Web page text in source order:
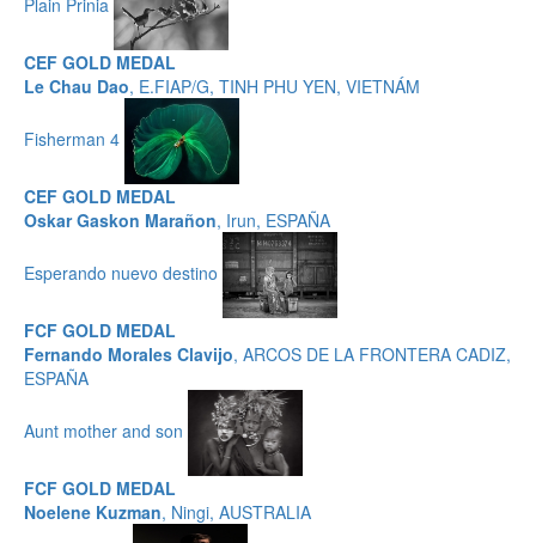
CEF GOLD MEDAL
Le Chau Dao, E.FIAP/G, TINH PHU YEN, VIETNÁM
Fisherman 4
CEF GOLD MEDAL
Oskar Gaskon Marañon, Irun, ESPAÑA
Esperando nuevo destino
FCF GOLD MEDAL
Fernando Morales Clavijo, ARCOS DE LA FRONTERA CADIZ,
ESPAÑA
Aunt mother and son
FCF GOLD MEDAL
Noelene Kuzman, Ningi, AUSTRALIA